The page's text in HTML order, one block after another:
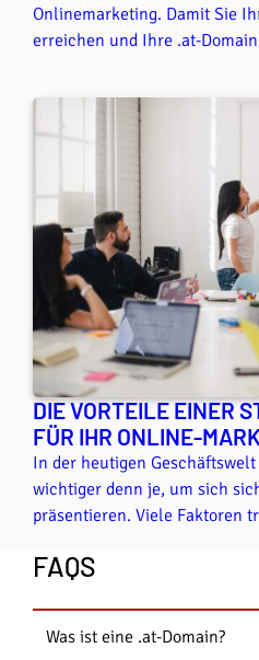
Onlinemarketing. Damit Sie
erreichen und Ihre .at-
Suchmaschinen wie Google
zeigen in diesem Artikel
Thema lokale
Ihrer .at-Domain der
sind.
DIE VORTEILE EINER
FÜR IHR ONLINE-
In der heutigen
wichtiger denn je, um sich
präsentieren. Viele Faktoren
Stärke und Aussagekraft einer
Glaubwürdigkeit und den
FAQS
Was ist eine .at-Domain?